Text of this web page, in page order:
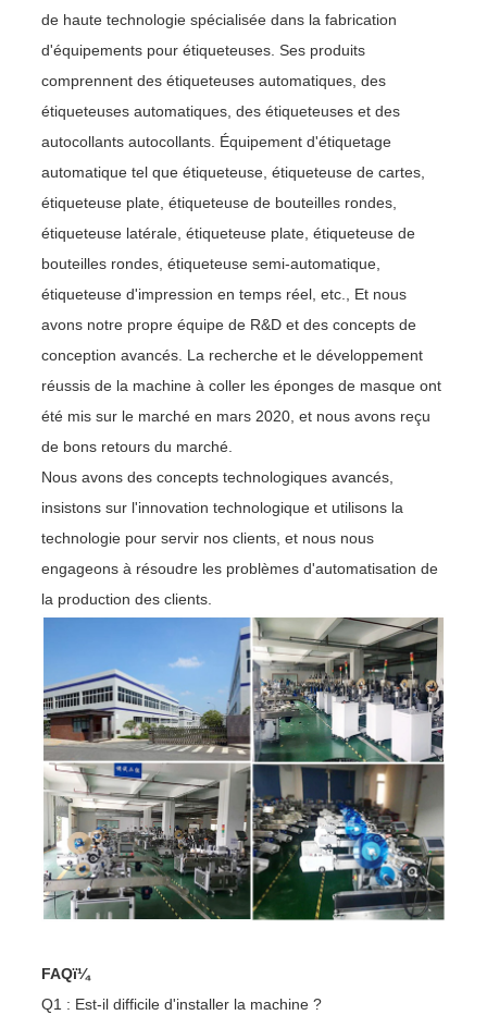
de haute technologie spécialisée dans la fabrication
d'équipements pour étiqueteuses. Ses produits
comprennent des étiqueteuses automatiques, des
étiqueteuses automatiques, des étiqueteuses et des
autocollants autocollants. Équipement d'étiquetage
automatique tel que étiqueteuse, étiqueteuse de cartes,
étiqueteuse plate, étiqueteuse de bouteilles rondes,
étiqueteuse latérale, étiqueteuse plate, étiqueteuse de
bouteilles rondes, étiqueteuse semi-automatique,
étiqueteuse d'impression en temps réel, etc., Et nous
avons notre propre équipe de R&D et des concepts de
conception avancés. La recherche et le développement
réussis de la machine à coller les éponges de masque ont
été mis sur le marché en mars 2020, et nous avons reçu
de bons retours du marché.
Nous avons des concepts technologiques avancés,
insistons sur l'innovation technologique et utilisons la
technologie pour servir nos clients, et nous nous
engageons à résoudre les problèmes d'automatisation de
la production des clients.
FAQï¼
Q1 : Est-il difficile d'installer la machine ?